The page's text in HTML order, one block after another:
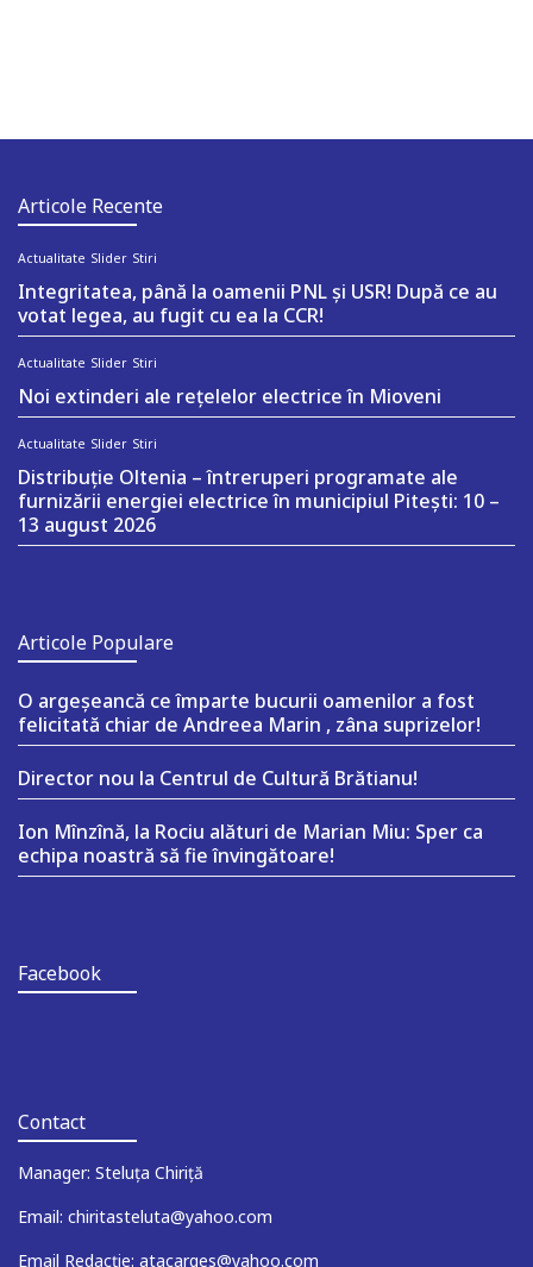
Articole Recente
Actualitate Slider Stiri
Integritatea, până la oamenii PNL și USR! După ce au
votat legea, au fugit cu ea la CCR!
Actualitate Slider Stiri
Noi extinderi ale rețelelor electrice în Mioveni
Actualitate Slider Stiri
Distribuție Oltenia – întreruperi programate ale
furnizării energiei electrice în municipiul Pitești: 10 –
13 august 2026
Articole Populare
O argeşeancă ce împarte bucurii oamenilor a fost
felicitată chiar de Andreea Marin , zâna suprizelor!
Director nou la Centrul de Cultură Brătianu!
Ion Mînzînă, la Rociu alături de Marian Miu: Sper ca
echipa noastră să fie învingătoare!
Facebook
Contact
Manager: Steluța Chiriță
Email: chiritasteluta@yahoo.com
Email Redacție: atacarges@yahoo.com